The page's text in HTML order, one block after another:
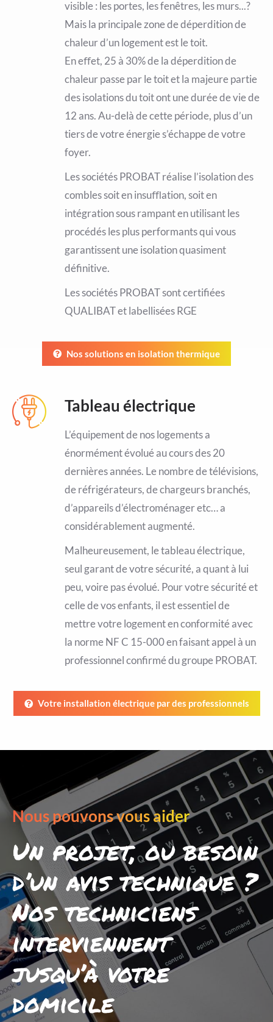
visible : les portes, les fenêtres, les murs...?
Mais la principale zone de déperdition de
chaleur d’un logement est le toit.
En eﬀet, 25 à 30% de la déperdition de
chaleur passe par le toit et la majeure partie
des isolations du toit ont une durée de vie de
12 ans. Au-delà de cette période, plus d’un
tiers de votre énergie s’échappe de votre
foyer.
Les sociétés PROBAT réalise l’isolation des
combles soit en insuﬄation, soit en
intégration sous rampant en utilisant les
procédés les plus performants qui vous
garantissent une isolation quasiment
définitive.
Les sociétés PROBAT sont certifiées
QUALIBAT et labellisées RGE
Nos solutions en isolation thermique
Tableau électrique
L’équipement de nos logements a
énormément évolué au cours des 20
dernières années. Le nombre de télévisions,
de réfrigérateurs, de chargeurs branchés,
d’appareils d’électroménager etc… a
considérablement augmenté.
Malheureusement, le tableau électrique,
seul garant de votre sécurité, a quant à lui
peu, voire pas évolué. Pour votre sécurité et
celle de vos enfants, il est essentiel de
mettre votre logement en conformité avec
la norme NF C 15-000 en faisant appel à un
professionnel confirmé du groupe PROBAT.
Votre installation électrique par des professionnels
Nous pouvons vous aider
Un projet, ou besoin
d’un avis technique ?
Nos techniciens
interviennent
jusqu’à votre
domicile